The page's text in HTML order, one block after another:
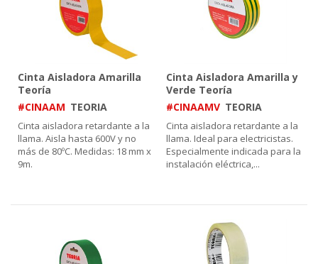
Cinta Aisladora Amarilla
Teoría
#CINAAM TEORIA
Cinta aisladora retardante a la
llama. Aisla hasta 600V y no
más de 80ºC. Medidas: 18 mm x
9m.
Cinta Aisladora Amarilla y
Verde Teoría
#CINAAMV TEORIA
Cinta aisladora retardante a la
llama. Ideal para electricistas.
Especialmente indicada para la
instalación eléctrica,...